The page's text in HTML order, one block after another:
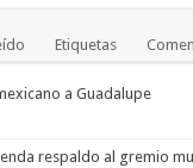
Etiquetas
a Guadalupe
respaldo al gremio